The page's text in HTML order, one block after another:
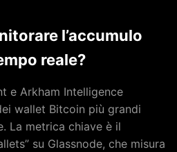
l’accumulo
reale?
e Arkham Intelligence
wallet Bitcoin più grandi
La metrica chiave è il
su Glassnode, che misura